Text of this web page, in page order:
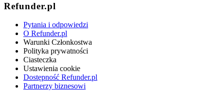
Refunder.pl
Pytania i odpowiedzi
O Refunder.pl
Warunki Członkostwa
Polityka prywatności
Ciasteczka
Ustawienia cookie
Dostępność Refunder.pl
Partnerzy biznesowi